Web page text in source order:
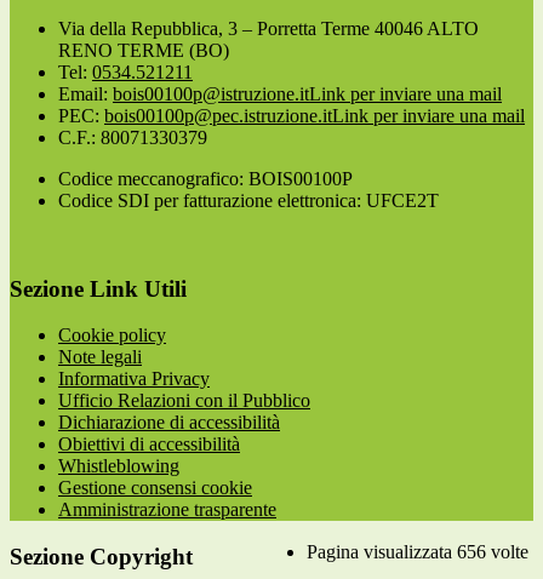
Via della Repubblica, 3 – Porretta Terme 40046 ALTO
RENO TERME (BO)
Tel: 0534.521211
Email: bois00100p@istruzione.itLink per inviare una mail
PEC: bois00100p@pec.istruzione.itLink per inviare una mail
C.F.: 80071330379
Codice meccanografico: BOIS00100P
Codice SDI per fatturazione elettronica: UFCE2T
Sezione Link Utili
Cookie policy
Note legali
Informativa Privacy
Ufficio Relazioni con il Pubblico
Dichiarazione di accessibilità
Obiettivi di accessibilità
Whistleblowing
Gestione consensi cookie
Amministrazione trasparente
Pagina visualizzata656 volte
Sezione Copyright